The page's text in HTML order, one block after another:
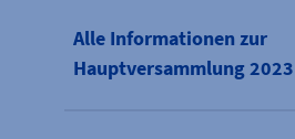
Alle Informationen zur
Hauptversammlung 2023